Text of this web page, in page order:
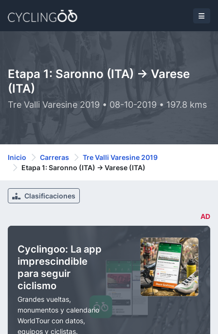
Etapa 1: Saronno (ITA) -> Varese
(ITA)
Tre Valli Varesine 2019 • 08-10-2019 • 197.8 kms
Inicio Carreras
Tre Valli Varesine 2019
Etapa 1: Saronno (ITA) -> Varese (ITA)
Clasificaciones
AD
Cyclingoo: La app
imprescindible
para seguir
ciclismo
Grandes vueltas,
monumentos y calendario
WorldTour con datos,
equipos y ciclistas.